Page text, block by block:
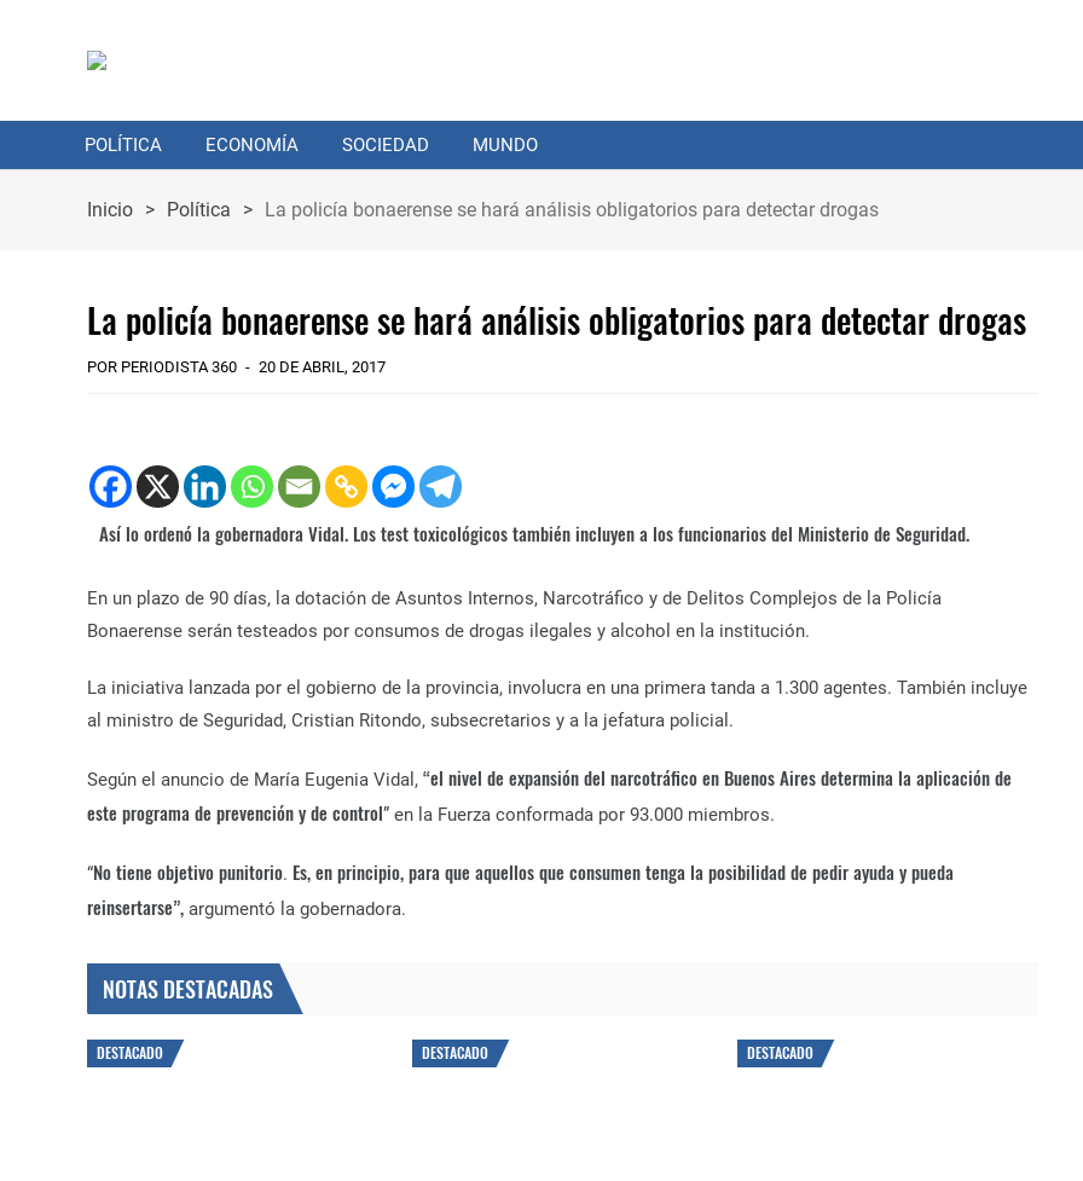
POLÍTICA ECONOMÍA SOCIEDAD MUNDO
Inicio > Política > La policía bonaerense se hará análisis obligatorios para detectar drogas
La policía bonaerense se hará análisis obligatorios para detectar drogas
POR PERIODISTA 360 20 DE ABRIL, 2017
Así lo ordenó la gobernadora Vidal. Los test toxicológicos también incluyen a los funcionarios del Ministerio de Seguridad.
En un plazo de 90 días, la dotación de Asuntos Internos, Narcotráfico y de Delitos Complejos de la Policía
Bonaerense serán testeados por consumos de drogas ilegales y alcohol en la institución.
La iniciativa lanzada por el gobierno de la provincia, involucra en una primera tanda a 1.300 agentes. También incluye
al ministro de Seguridad, Cristian Ritondo, subsecretarios y a la jefatura policial.
Según el anuncio de María Eugenia Vidal, “el nivel de expansión del narcotráfico en Buenos Aires determina la aplicación de
este programa de prevención y de control” en la Fuerza conformada por 93.000 miembros.
“No tiene objetivo punitorio. Es, en principio, para que aquellos que consumen tenga la posibilidad de pedir ayuda y pueda
reinsertarse”, argumentó la gobernadora.
NOTAS DESTACADAS
DESTACADO DESTACADO DESTACADO